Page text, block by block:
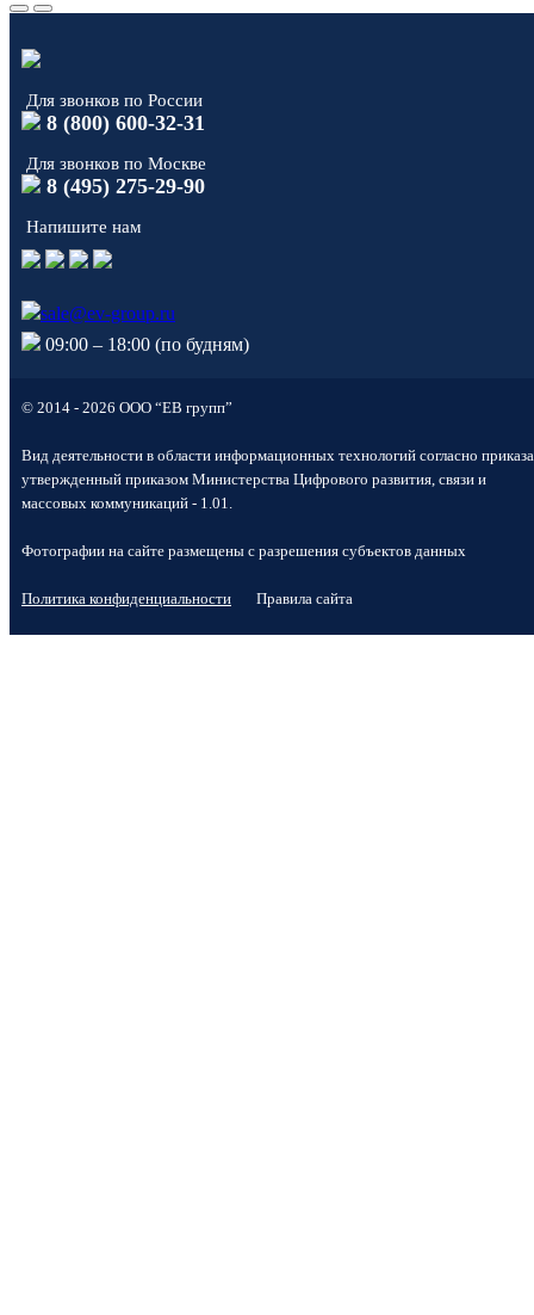
Для звонков по России
8 (800) 600-32-31
Для звонков по Москве
8 (495) 275-29-90
Напишите нам
sale@ev-group.ru
09:00 – 18:00 (по будням)
© 2014 - 2026 ООО “ЕВ групп”
Вид деятельности в области информационных технологий согласно приказа
утвержденный приказом Министерства Цифрового развития, связи и
массовых коммуникаций - 1.01.
Фотографии на сайте размещены с разрешения субъектов данных
Политика конфиденциальности Правила сайта